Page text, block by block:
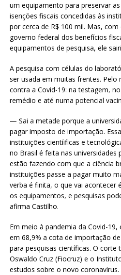
um equipamento para preservar
isenções fiscais concedidas às
por cerca de R$ 100 mil. Mas,
governo federal dos benefícios
equipamentos de pesquisa, ele
A pesquisa com células do
ser usada em muitas frentes. Pelo
contra a Covid-19: na testagem,
remédio e até numa potencial
— Sai a metade porque a
pagar imposto de importação.
instituições cientíificas e
no Brasil é feita nas universidades
estão fazendo com que a ciência
instituições passe a pagar muito
verba é finita, o que vai acontecer
os equipamentos, e pesquisas
afirma Castilho.
Em meio à pandemia da Covid-
em 68,9% a cota de importação
para pesquisas científicas. O corte
Oswaldo Cruz (Fiocruz) e o
estudos sobre o novo coronavírus.